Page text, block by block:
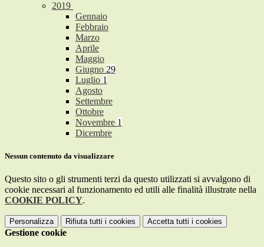
2019
Gennaio
Febbraio
Marzo
Aprile
Maggio
Giugno 29
Luglio 1
Agosto
Settembre
Ottobre
Novembre 1
Dicembre
Nessun contenuto da visualizzare
Questo sito o gli strumenti terzi da questo utilizzati si avvalgono di
cookie necessari al funzionamento ed utili alle finalità illustrate nella
COOKIE POLICY.
Personalizza Rifiuta tutti i cookies Accetta tutti i cookies
Gestione cookie